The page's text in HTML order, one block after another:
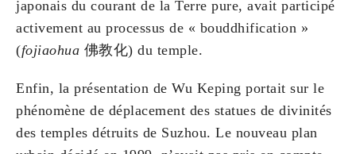
japonais du courant de la Terre pure, avait participé
activement au processus de « bouddhification »
(fojiaohua 佛教化) du temple.
Enfin, la présentation de Wu Keping portait sur le
phénomène de déplacement des statues de divinités
des temples détruits de Suzhou. Le nouveau plan